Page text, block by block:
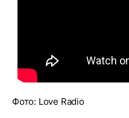
Фото: Love Radio